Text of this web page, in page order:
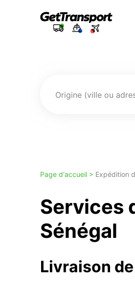
Origine (ville ou
Page d'accueil > Expédition
Services
Sénégal
Livraison